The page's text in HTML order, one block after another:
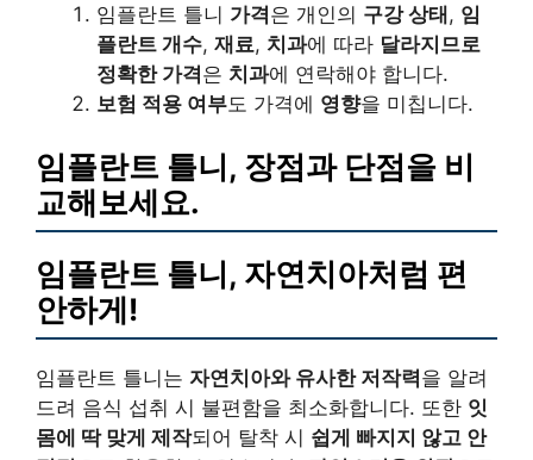
임플란트 틀니 가격은 개인의 구강 상태, 임
플란트 개수, 재료, 치과에 따라 달라지므로
정확한 가격은 치과에 연락해야 합니다.
보험 적용 여부도 가격에 영향을 미칩니다.
임플란트 틀니, 장점과 단점을 비
교해보세요.
임플란트 틀니, 자연치아처럼 편
안하게!
임플란트 틀니는 자연치아와 유사한 저작력을 알려
드려 음식 섭취 시 불편함을 최소화합니다. 또한 잇
몸에 딱 맞게 제작되어 탈착 시 쉽게 빠지지 않고 안